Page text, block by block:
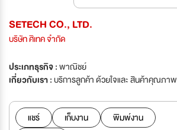
SETECH CO., LTD.
บริษัท ศิเทค จำกัด
ประเภทธุรกิจ :พาณิชย์
เกี่ยวกับเรา :บริการลูกค้า ด้วยใจและ สินค้าคุณภาพ
แชร์ เก็บงาน
พิมพ์งาน